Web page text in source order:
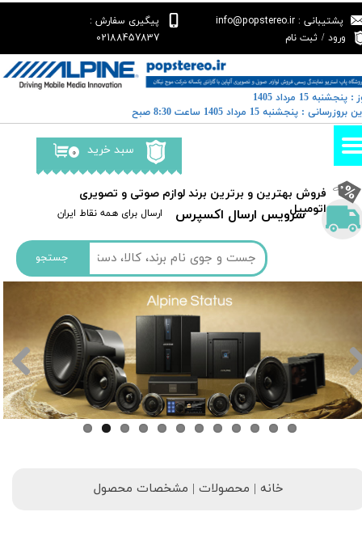
جستجو
سرویس ارسال اکسپرس ​​ارسال برای همه نقاط ایران
پشتیبانی : info@popstereo.ir
پیگیری سفارش :
02188457837
ورود / ثبت نام
حساب کاربری من
تغییر گذر واژه
سفارشات
خروج از حساب کاربری
۰ سبد خرید
​فروش بهترین و برترین برند لوازم صوتی و تصویری
اتومبیل​​​​​​​
15 مرداد 1405
: پنجشنبه 15 مرداد 1405 ساعت 8:30 صبح
خانه | محصولات | مشخصات محصول